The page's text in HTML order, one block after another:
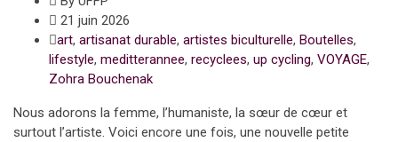
21 juin 2026
art, artisanat durable, artistes biculturelle, Boutelles,
lifestyle, meditterannee, recyclees, up cycling, VOYAGE,
Zohra Bouchenak
Nous adorons la femme, l’humaniste, la sœur de cœur et
surtout l’artiste. Voici encore une fois, une nouvelle petite